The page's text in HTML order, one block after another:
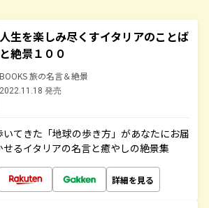
人生を楽しみ尽くすイタリアのことば
と絶景１００
BOOKS 旅の名言＆絶景
2022.11.18 発売
てきた「地球の歩き方」があなたにお届
るイタリアの名言と癒やしの絶景集
詳細を見る